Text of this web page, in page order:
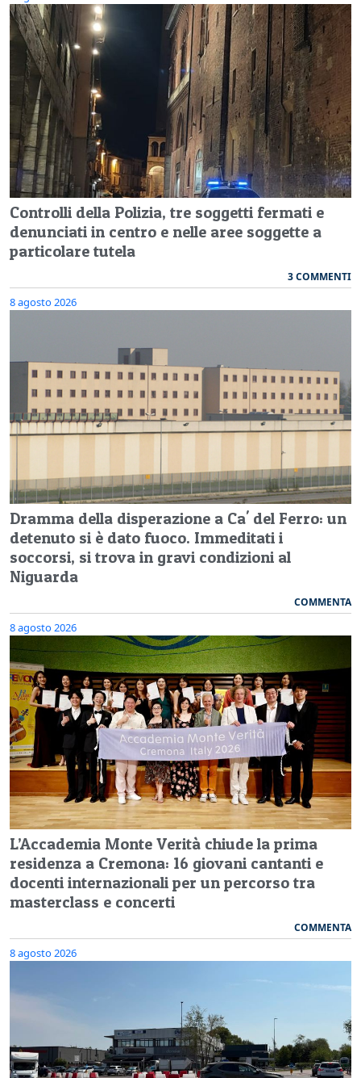
Controlli della Polizia, tre soggetti fermati e
denunciati in centro e nelle aree soggette a
particolare tutela
3 COMMENTI
8 agosto 2026
Dramma della disperazione a Ca' del Ferro: un
detenuto si è dato fuoco. Immeditati i
soccorsi, si trova in gravi condizioni al
Niguarda
COMMENTA
8 agosto 2026
L’Accademia Monte Verità chiude la prima
residenza a Cremona: 16 giovani cantanti e
docenti internazionali per un percorso tra
masterclass e concerti
COMMENTA
8 agosto 2026